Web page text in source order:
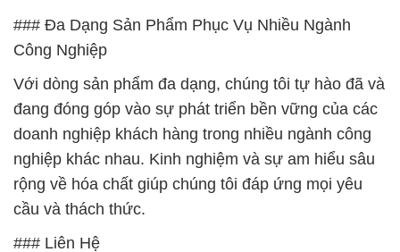
### Liên Hệ
Hãy liên hệ với chúng tôi để biết thêm về cách
chúng tôi có thể hỗ trợ bạn trong việc đáp ứng các
nhu cầu hóa chất của doanh nghiệp của bạn. Cùng
chia sẻ sứ mệnh bảo vệ môi trường và phát triển
bền vững!
# Nơi thương mại ⌡ cung cấp hóa chất Xô Đa Dạng
Bột _ Natri Carbonate 99.2% Nga Russia
# Nơi bán | kinh doanh hóa chất Xô Đa Dạng Bột _